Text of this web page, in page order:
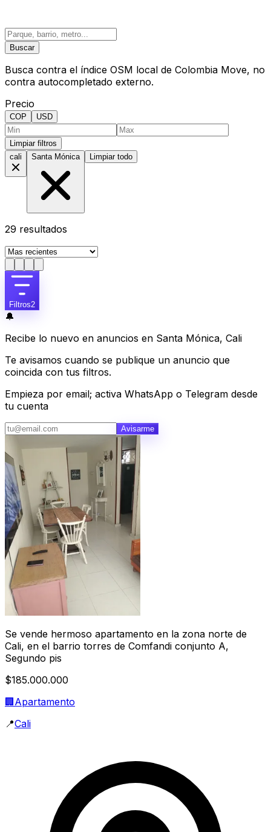
Buscar
Busca contra el índice OSM local de Colombia Move, no
contra autocompletado externo.
Precio
COP USD
Limpiar filtros
cali
Santa Mónica Limpiar todo
29 resultados
Filtros2
🔔
Recibe lo nuevo en anuncios en Santa Mónica, Cali
Te avisamos cuando se publique un anuncio que
coincida con tus filtros.
Empieza por email; activa WhatsApp o Telegram desde
tu cuenta
Avisarme
Se vende hermoso apartamento en la zona norte de
Cali, en el barrio torres de Comfandi conjunto A,
Segundo pis
$185.000.000
🏢Apartamento
📍Cali